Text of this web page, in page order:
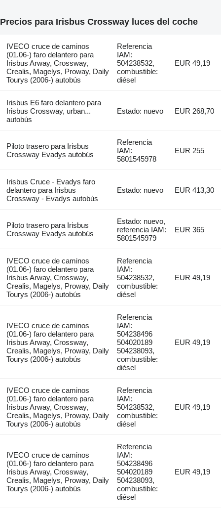
Precios para Irisbus Crossway luces del coche
IVECO cruce de caminos
(01.06-) faro delantero para
Irisbus Arway, Crossway,
Crealis, Magelys, Proway, Daily
Tourys (2006-) autobús
Referencia
IAM:
504238532,
combustible:
diésel
EUR 49,19
Irisbus E6 faro delantero para
Irisbus Crossway, urban...
autobús
Estado: nuevo EUR 268,70
Piloto trasero para Irisbus
Crossway Evadys autobús
Referencia
IAM:
5801545978
EUR 255
Irisbus Cruce - Evadys faro
delantero para Irisbus
Crossway - Evadys autobús
Estado: nuevo EUR 413,30
Piloto trasero para Irisbus
Crossway Evadys autobús
Estado: nuevo,
referencia IAM:
5801545979
EUR 365
IVECO cruce de caminos
(01.06-) faro delantero para
Irisbus Arway, Crossway,
Crealis, Magelys, Proway, Daily
Tourys (2006-) autobús
Referencia
IAM:
504238532,
combustible:
diésel
EUR 49,19
IVECO cruce de caminos
(01.06-) faro delantero para
Irisbus Arway, Crossway,
Crealis, Magelys, Proway, Daily
Tourys (2006-) autobús
Referencia
IAM:
504238496
504020189
504238093,
combustible:
diésel
EUR 49,19
IVECO cruce de caminos
(01.06-) faro delantero para
Irisbus Arway, Crossway,
Crealis, Magelys, Proway, Daily
Tourys (2006-) autobús
Referencia
IAM:
504238532,
combustible:
diésel
EUR 49,19
IVECO cruce de caminos
(01.06-) faro delantero para
Irisbus Arway, Crossway,
Crealis, Magelys, Proway, Daily
Tourys (2006-) autobús
Referencia
IAM:
504238496
504020189
504238093,
combustible:
diésel
EUR 49,19